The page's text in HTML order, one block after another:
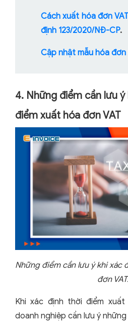
Cách xuất hóa đơn
định 123/2020/NĐ-CP.
Cập nhật mẫu hóa
4. Những điểm cần lưu
điểm xuất hóa đơn VAT
Những điểm cần lưu ý khi xác
đơn VAT.
Khi xác định thời điểm
doanh nghiệp cần lưu ý những